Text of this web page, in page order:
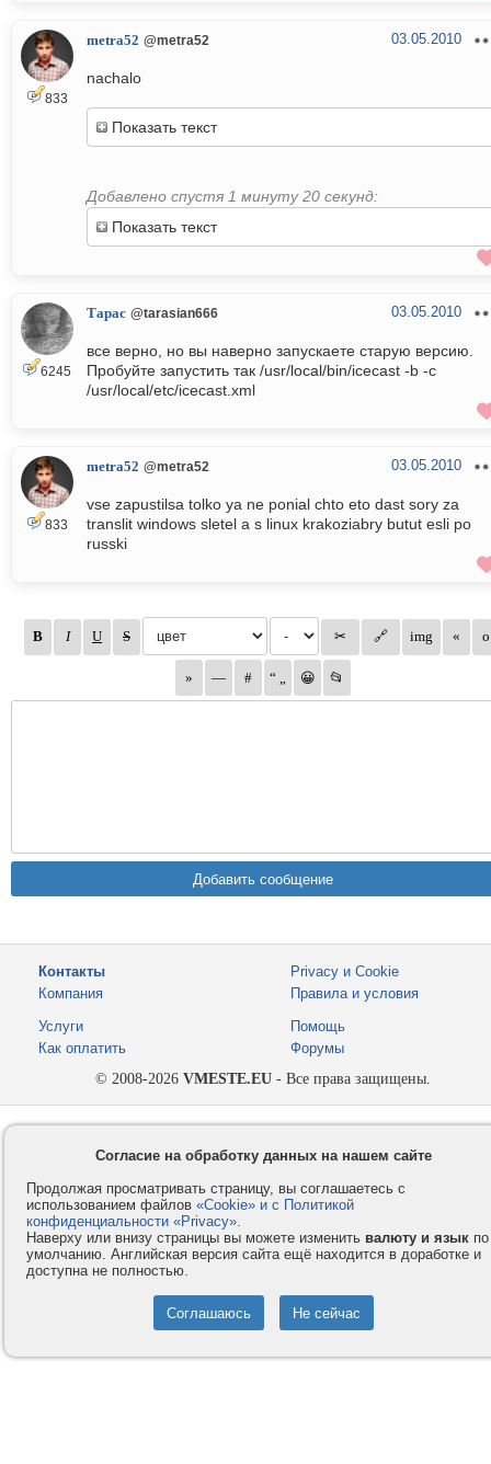
833
metra52 @metra52 03.05.2010
nachalo
Показать текст
Добавлено спустя 1 минуту 20 секунд:
Показать текст
6245
Тарас @tarasian666 03.05.2010
все верно, но вы наверно запускаете старую версию.
Пробуйте запустить так /usr/local/bin/icecast -b -c
/usr/local/etc/icecast.xml
833
metra52 @metra52 03.05.2010
vse zapustilsa tolko ya ne ponial chto eto dast sory za
translit windows sletel a s linux krakoziabry butut esli po
russki
Контакты
Компания
Privacy и Cookie
Правила и условия
Услуги
Как оплатить
Помощь
Форумы
© 2008-2026 VMESTE.EU - Все права защищены.
Согласие на обработку данных на нашем сайте
Продолжая просматривать страницу, вы соглашаетесь с
использованием файлов «Cookie» и с Политикой
конфиденциальности «Privacy».
Наверху или внизу страницы вы можете изменить валюту и язык по
умолчанию. Английская версия сайта ещё находится в доработке и
доступна не полностью.